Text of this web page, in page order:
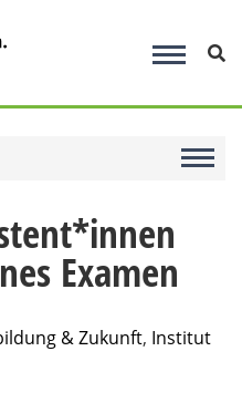
Examen
& Zukunft, Institut